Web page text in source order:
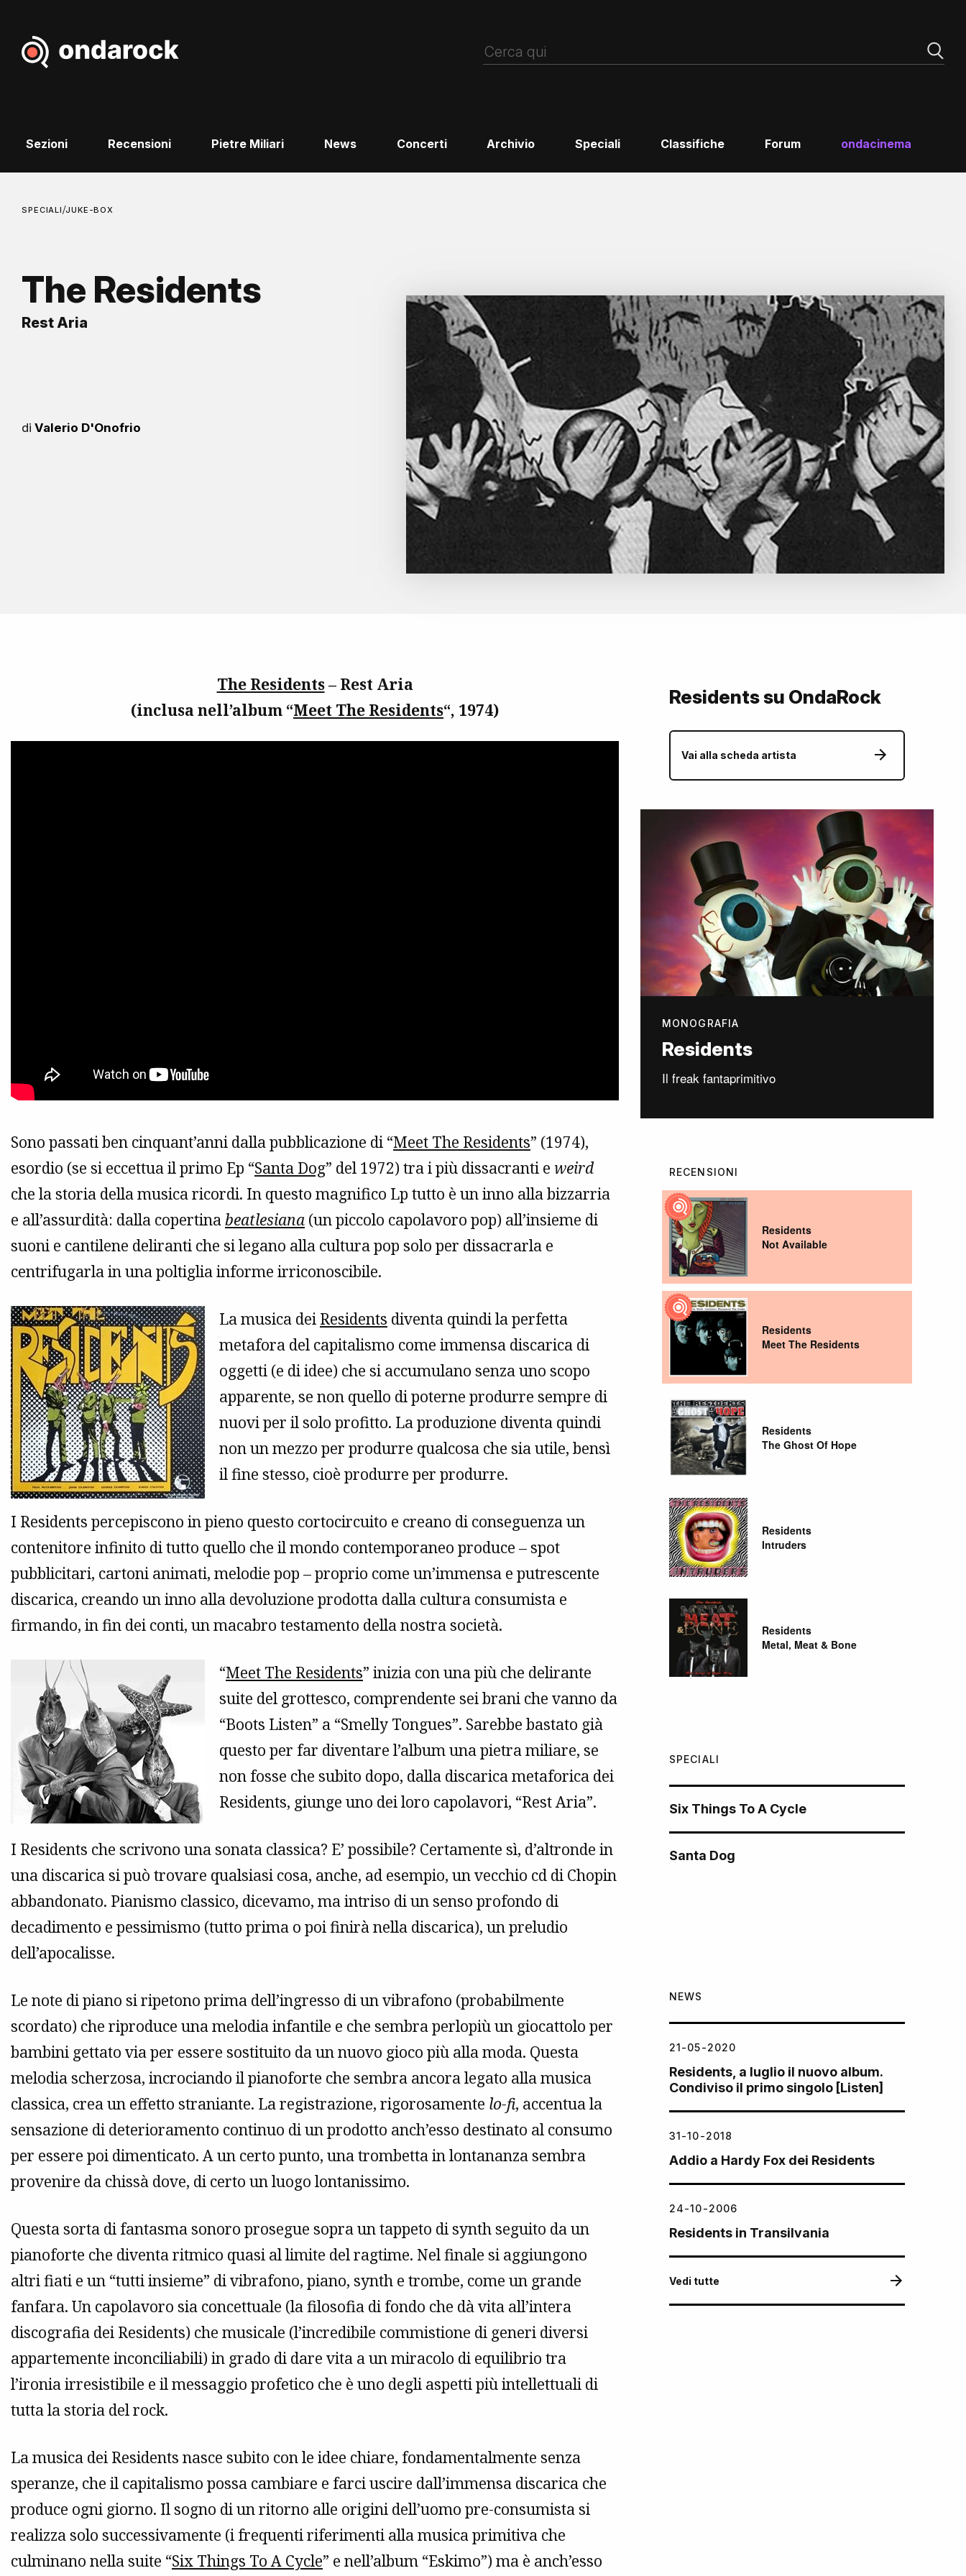
Sezioni Recensioni Pietre Miliari News Concerti Archivio Speciali Classifiche Forum ondacinema
SPECIALI/JUKE-BOX
The Residents
Rest Aria
di Valerio D'Onofrio
The Residents– Rest Aria
(inclusa nell’album “Meet The Residents“, 1974)
Sono passati ben cinquant’anni dalla pubblicazione di “Meet The Residents” (1974),
esordio (se si eccettua il primo Ep “Santa Dog” del 1972) tra i più dissacranti e weird
che la storia della musica ricordi. In questo magnifico Lp tutto è un inno alla bizzarria
e all’assurdità: dalla copertinabeatlesiana (un piccolo capolavoro pop) all’insieme di
suoni e cantilene deliranti che si legano alla cultura pop solo per dissacrarla e
centrifugarla in una poltiglia informe irriconoscibile.
La musica dei Residents diventa quindi la perfetta
metafora del capitalismo come immensa discarica di
oggetti (e di idee) che si accumulano senza uno scopo
apparente, se non quello di poterne produrre sempre di
nuovi per il solo profitto. La produzione diventa quindi
non un mezzo per produrre qualcosa che sia utile, bensì
il fine stesso, cioè produrre per produrre.
I Residents percepiscono in pieno questo cortocircuito e creano di conseguenza un
contenitore infinito di tutto quello che il mondo contemporaneo produce – spot
pubblicitari, cartoni animati, melodie pop – proprio come un’immensa e putrescente
discarica, creando un inno alla devoluzione prodotta dalla cultura consumista e
firmando, in fin dei conti, un macabro testamento della nostra società.
“Meet The Residents” inizia con una più che delirante
suite del grottesco, comprendente sei brani che vanno da
“Boots Listen” a “Smelly Tongues”. Sarebbe bastato già
questo per far diventare l’album una pietra miliare, se
non fosse che subito dopo, dalla discarica metaforica dei
Residents, giunge uno dei loro capolavori, “Rest Aria”.
I Residents che scrivono una sonata classica? E’ possibile? Certamente sì, d’altronde in
una discarica si può trovare qualsiasi cosa, anche, ad esempio, un vecchio cd di Chopin
abbandonato. Pianismo classico, dicevamo, ma intriso di un senso profondo di
decadimento e pessimismo (tutto prima o poi finirà nella discarica), un preludio
dell’apocalisse.
Le note di piano si ripetono prima dell’ingresso di un vibrafono (probabilmente
scordato) che riproduce una melodia infantile e che sembra perlopiù un giocattolo per
bambini gettato via per essere sostituito da un nuovo gioco più alla moda. Questa
melodia scherzosa, incrociando il pianoforte che sembra ancora legato alla musica
classica, crea un effetto straniante. La registrazione, rigorosamente lo-fi, accentua la
sensazione di deterioramento continuo di un prodotto anch’esso destinato al consumo
per essere poi dimenticato. A un certo punto, una trombetta in lontananza sembra
provenire da chissà dove, di certo un luogo lontanissimo.
Questa sorta di fantasma sonoro prosegue sopra un tappeto di synth seguito da un
pianoforte che diventa ritmico quasi al limite del ragtime. Nel finale si aggiungono
altri fiati e un “tutti insieme” di vibrafono, piano, synth e trombe, come un grande
fanfara. Un capolavoro sia concettuale (la filosofia di fondo che dà vita all’intera
discografia dei Residents) che musicale (l’incredibile commistione di generi diversi
appartemente inconciliabili) in grado di dare vita a un miracolo di equilibrio tra
l’ironia irresistibile e il messaggio profetico che è uno degli aspetti più intellettuali di
tutta la storia del rock.
La musica dei Residents nasce subito con le idee chiare, fondamentalmente senza
speranze, che il capitalismo possa cambiare e farci uscire dall’immensa discarica che
produce ogni giorno. Il sogno di un ritorno alle origini dell’uomo pre-consumista si
realizza solo successivamente (i frequenti riferimenti alla musica primitiva che
culminano nella suite “Six Things To A Cycle” e nell’album “Eskimo”) ma è anch’esso
Residents su OndaRock
Vai alla scheda artista
MONOGRAFIA
Residents
Il freak fantaprimitivo
RECENSIONI
Residents
Not Available
Residents
Meet The Residents
Residents
The Ghost Of Hope
Residents
Intruders
Residents
Metal, Meat & Bone
SPECIALI
Six Things To A Cycle
Santa Dog
NEWS
21-05-2020
Residents, a luglio il nuovo album.
Condiviso il primo singolo [Listen]
31-10-2018
Addio a Hardy Fox dei Residents
24-10-2006
Residents in Transilvania
Vedi tutte